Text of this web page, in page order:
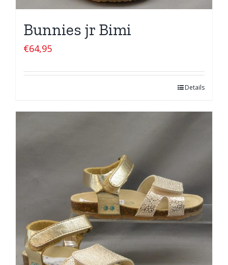
Bunnies jr Bimi
€64,95
Details